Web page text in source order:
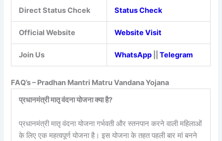
Direct Status Chcek Status Check
Official Website Website Visit
Join Us WhatsApp ||Telegram
FAQ’s – Pradhan Mantri Matru Vandana Yojana
प्रधानमंत्री मातृ वंदना योजना क्या है?
प्रधानमंत्री मातृ वंदना योजना गर्भवती और स्तनपान करने वाली महिलाओं
के लिए एक महत्वपूर्ण योजना है। इस योजना के तहत पहली बार मां बनने